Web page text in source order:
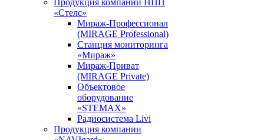
Продукция компании НПП
«Стелс»
Мираж-Профессионал
(MIRAGE Professional)
Станция мониторинга
«Мираж»
Мираж-Приват
(MIRAGE Private)
Объектовое
оборудование
«STEMAX»
Радиосистема Livi
Продукция компании